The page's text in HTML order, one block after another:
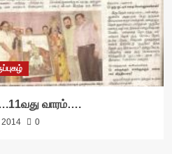
வாரம்….
2014 0